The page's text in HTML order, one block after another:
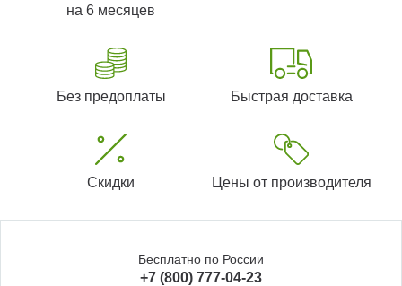
на 6 месяцев
Без предоплаты Быстрая доставка
Скидки Цены от производителя
Бесплатно по России
+7 (800) 777-04-23